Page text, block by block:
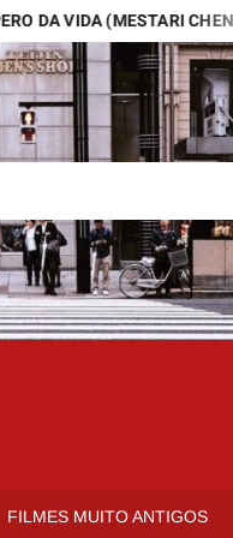
(MESTARI CHENG –
FILMES MUITO ANTIGOS